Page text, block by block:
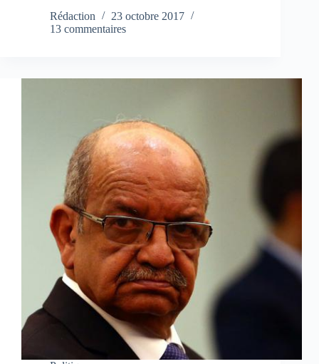
Rédaction
23 octobre 2017
13 commentaires